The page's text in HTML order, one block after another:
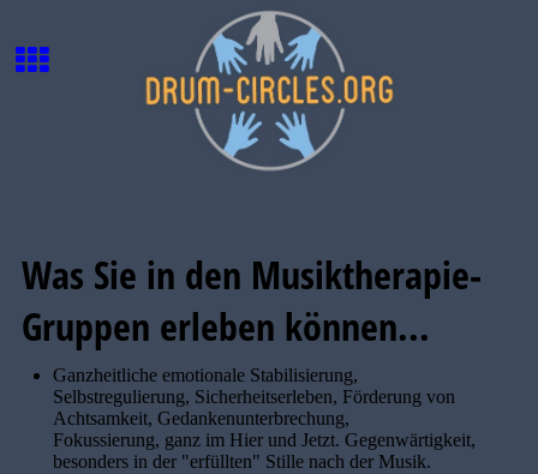
Was Sie in den Musiktherapie-
Gruppen erleben können...
Ganzheitliche emotionale Stabilisierung,
Selbstregulierung, Sicherheitserleben, Förderung von
Achtsamkeit, Gedankenunterbrechung,
Fokussierung, ganz im Hier und Jetzt. Gegenwärtigkeit,
besonders in der "erfüllten" Stille nach der Musik.